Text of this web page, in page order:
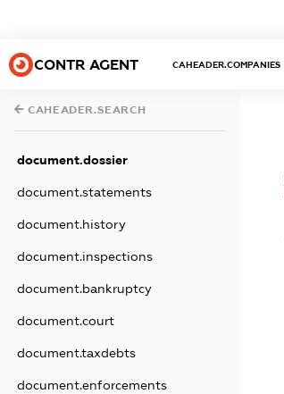
CONTR AGENT CAHEADER.COMPANIES
CAHEADER.SEARCH
document.dossier
document.statements
document.history
document.inspections
document.bankruptcy
document.court
document.taxdebts
document.enforcements